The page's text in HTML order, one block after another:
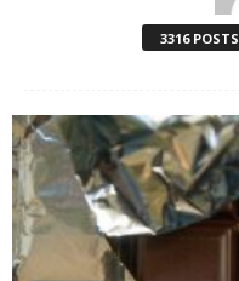
3316 POSTS